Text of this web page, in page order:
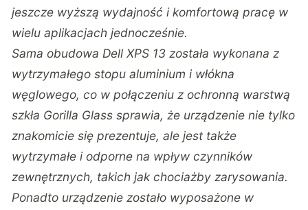
jeszcze wyższą wydajność i komfortową pracę w
wielu aplikacjach jednocześnie.
Sama obudowa Dell XPS 13 została wykonana z
wytrzymałego stopu aluminium i włókna
węglowego, co w połączeniu z ochronną warstwą
szkła Gorilla Glass sprawia, że urządzenie nie tylko
znakomicie się prezentuje, ale jest także
wytrzymałe i odporne na wpływ czynników
zewnętrznych, takich jak chociażby zarysowania.
Ponadto urządzenie zostało wyposażone w